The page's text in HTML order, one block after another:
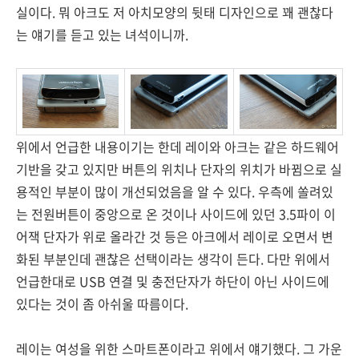
실이다. 뭐 아크도 저 아치모양의 뒷태 디자인으로 꽤 괜찮다
는 얘기를 듣고 있는 녀석이니까.
위에서 언급한 내용이기는 한데 레이와 아크는 같은 하드웨어
기반을 갖고 있지만 버튼의 위치나 단자의 위치가 바뀜으로 실
용적인 부분이 많이 개선되었음을 알 수 있다. 우측에 쏠려있
는 전원버튼이 중앙으로 온 것이나 사이드에 있던 3.5파이 이
어잭 단자가 위로 올라간 것 등은 아크에서 레이로 오면서 변
화된 부분인데 괜찮은 선택이라는 생각이 든다. 다만 위에서
언급한대로 USB 연결 및 충전단자가 하단이 아닌 사이드에
있다는 것이 좀 아쉬울 따름이다.
레이는 여성을 위한 스마트폰이라고 위에서 얘기했다. 그 가운